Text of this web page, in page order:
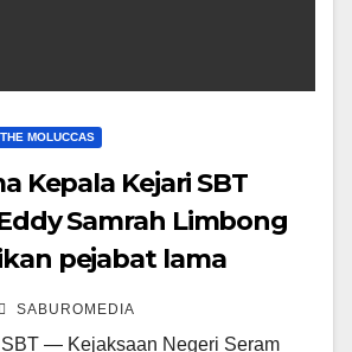
THE MOLUCCAS
Kepala Kejari SBT
Samrah Limbong
pejabat lama
Ilham di Pendopo
SABUROMEDIA
— Kejaksaan Negeri Seram